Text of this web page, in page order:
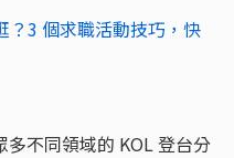
？3 個求職活動技巧，快
多不同領域的 KOL 登台分